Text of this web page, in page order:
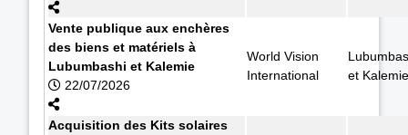
Vente publique aux enchères
des biens et matériels à
Lubumbashi et Kalemie
22/07/2026
World Vision
International
et Kalemie
Acquisition des Kits solaires